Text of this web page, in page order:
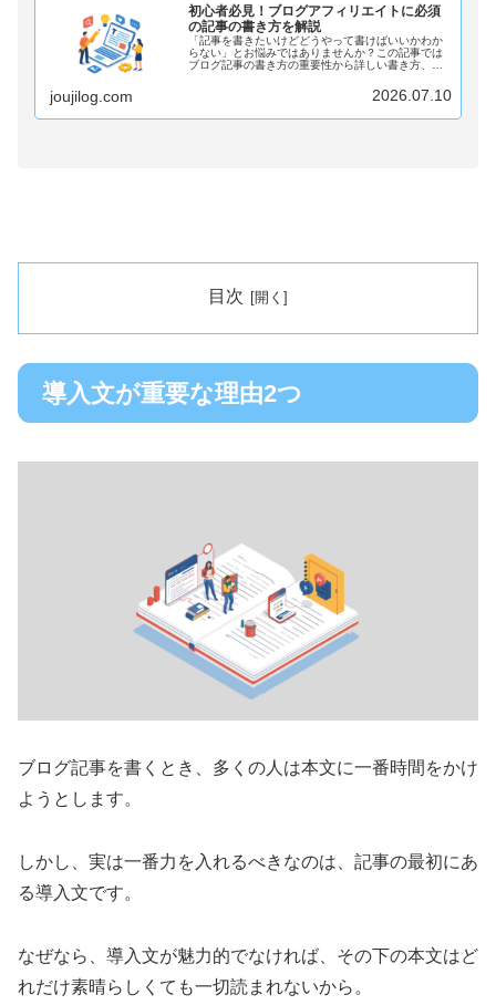
初心者必見！ブログアフィリエイトに必須
の記事の書き方を解説
「記事を書きたいけどどうやって書けばいいかわか
らない」とお悩みではありませんか？この記事では
ブログ記事の書き方の重要性から詳しい書き方、ポ
リエイトで稼げるブログ記事を書きたいなら必見の
joujilog.com 2026.07.10
目次
導入文が重要な理由2つ
ブログ記事を書くとき、多くの人は本文に一番時間をかけ
ようとします。
しかし、実は一番力を入れるべきなのは、記事の最初にあ
る導入文です。
なぜなら、導入文が魅力的でなければ、その下の本文はど
れだけ素晴らしくても一切読まれないから。